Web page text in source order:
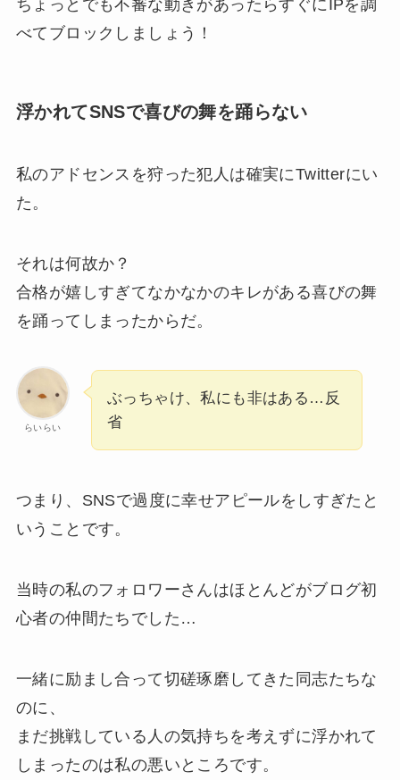
ちょっとでも不審な動きがあったらすぐにIPを調
べてブロックしましょう！
浮かれてSNSで喜びの舞を踊らない
私のアドセンスを狩った犯人は確実にTwitterにい
た。
それは何故か？
合格が嬉しすぎてなかなかのキレがある喜びの舞
を踊ってしまったからだ。
らいらい
ぶっちゃけ、私にも非はある…反
省
つまり、SNSで過度に幸せアピールをしすぎたと
いうことです。
当時の私のフォロワーさんはほとんどがブログ初
心者の仲間たちでした…
一緒に励まし合って切磋琢磨してきた同志たちな
のに、
まだ挑戦している人の気持ちを考えずに浮かれて
しまったのは私の悪いところです。